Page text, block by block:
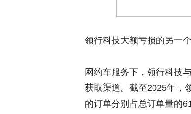
领行科技大额亏损的另一
网约车服务下，领行科技
获取渠道。截至2025年，
的订单分别占总订单量的